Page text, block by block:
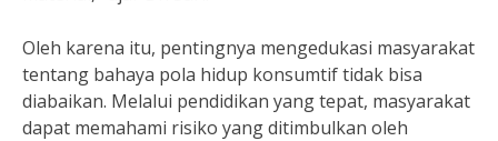
Oleh karena itu, pentingnya mengedukasi masyarakat
tentang bahaya pola hidup konsumtif tidak bisa
diabaikan. Melalui pendidikan yang tepat, masyarakat
dapat memahami risiko yang ditimbulkan oleh